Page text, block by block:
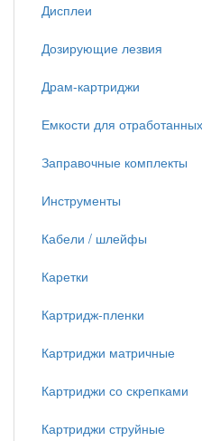
Дисплеи
Дозирующие лезвия
Драм-картриджи
Емкости для
Заправочные комплекты
Инструменты
Кабели / шлейфы
Каретки
Картридж-пленки
Картриджи матричные
Картриджи со скрепками
Картриджи струйные